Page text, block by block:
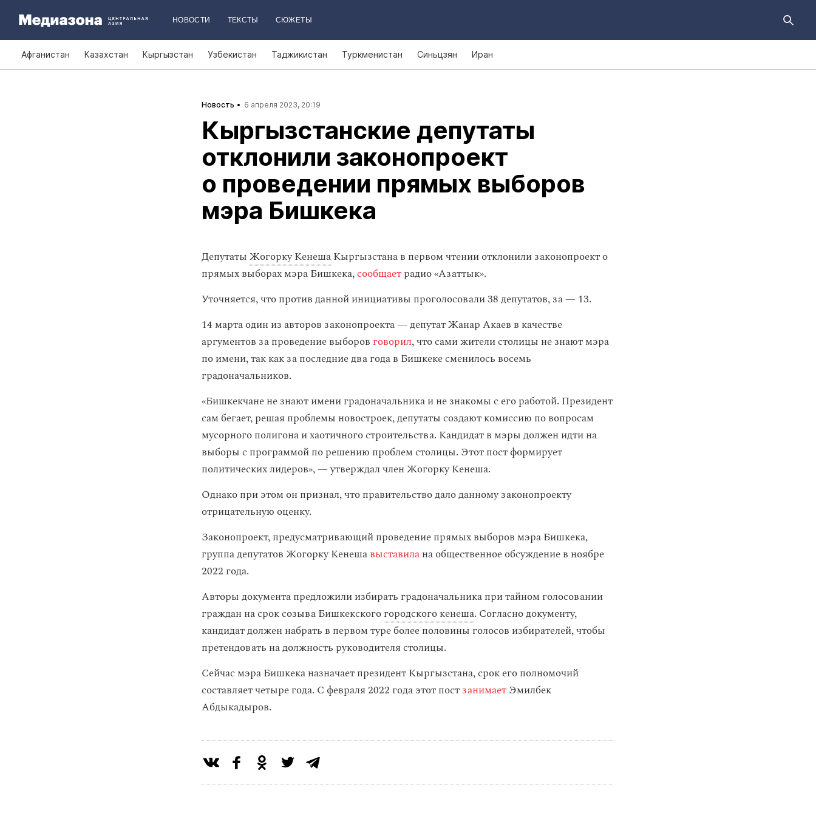
НОВОСТИ ТЕКСТЫ СЮЖЕТЫ
Афганистан Казахстан Кыргызстан Узбекистан Таджикистан Туркменистан Синьцзян Иран
Новость 6 апреля 2023, 20:19
Кыргызстанские депутаты
отклонили законопроект
о проведении прямых выборов
мэра Бишкека
ДепутатыЖогорку КенешаКыргызстана в первом чтении отклонили законопроект о
прямых выборах мэра Бишкека,сообщаетрадио «Азаттык».
Уточняется, что против данной инициативы проголосовали 38 депутатов, за — 13.
14 марта один из авторов законопроекта — депутат Жанар Акаев в качестве
аргументов за проведение выборов говорил, что сами жители столицы не знают мэра
по имени, так как за последние два года в Бишкеке сменилось восемь
градоначальников.
«Бишкекчане не знают имени градоначальника и не знакомы с его работой. Президент
сам бегает, решая проблемы новостроек, депутаты создают комиссию по вопросам
мусорного полигона и хаотичного строительства. Кандидат в мэры должен идти на
выборы с программой по решению проблем столицы. Этот пост формирует
политических лидеров», — утверждал член Жогорку Кенеша.
Однако при этом он признал, что правительство дало данному законопроекту
отрицательную оценку.
Законопроект, предусматривающий проведение прямых выборов мэра Бишкека,
группа депутатов Жогорку Кенешавыставилана общественное обсуждение в ноябре
2022 года.
Авторы документа предложили избирать градоначальника при тайном голосовании
граждан на срок созыва Бишкекскогогородского кенеша. Согласно документу,
кандидат должен набрать в первом туре более половины голосов избирателей, чтобы
претендовать на должность руководителя столицы.
Сейчас мэра Бишкека назначает президент Кыргызстана, срок его полномочий
составляет четыре года. С февраля 2022 года этот постзанимаетЭмилбек
Абдыкадыров.